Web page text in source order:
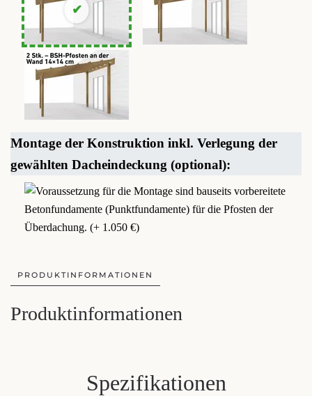
Montage der Konstruktion inkl. Verlegung der
gewählten Dacheindeckung (optional):
PRODUKTINFORMATIONEN
Produktinformationen
Spezifikationen